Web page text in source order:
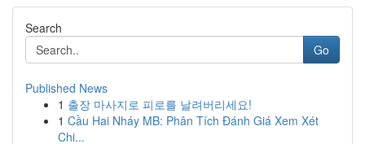
Search
Go
Published News
1 출장 마사지로 피로를 날려버리세요!
1 Cầu Hai Nháy MB: Phân Tích Đánh Giá Xem Xét
Chi...